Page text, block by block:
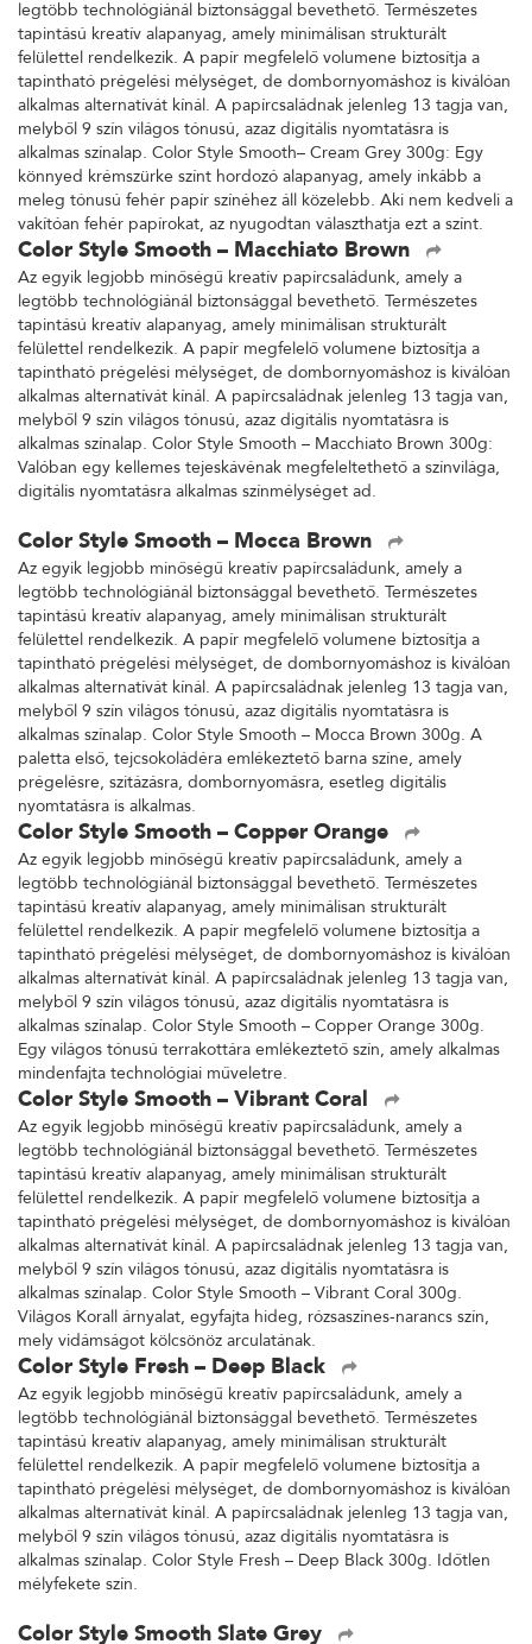
legtöbb technológiánál biztonsággal bevethető. Természetes
tapintású kreatív alapanyag, amely minimálisan strukturált
felülettel rendelkezik. A papír megfelelő volumene biztosítja a
tapintható prégelési mélységet, de dombornyomáshoz is kiválóan
alkalmas alternatívát kínál. A papírcsaládnak jelenleg 13 tagja van,
melyből 9 szín világos tónusú, azaz digitális nyomtatásra is
alkalmas színalap. Color Style Smooth– Cream Grey 300g: Egy
könnyed krémszürke színt hordozó alapanyag, amely inkább a
meleg tónusú fehér papír színéhez áll közelebb. Aki nem kedveli a
vakítóan fehér papírokat, az nyugodtan választhatja ezt a színt.
Color Style Smooth – Macchiato Brown
Az egyik legjobb minőségű kreatív papírcsaládunk, amely a
legtöbb technológiánál biztonsággal bevethető. Természetes
tapintású kreatív alapanyag, amely minimálisan strukturált
felülettel rendelkezik. A papír megfelelő volumene biztosítja a
tapintható prégelési mélységet, de dombornyomáshoz is kiválóan
alkalmas alternatívát kínál. A papírcsaládnak jelenleg 13 tagja van,
melyből 9 szín világos tónusú, azaz digitális nyomtatásra is
alkalmas színalap. Color Style Smooth – Macchiato Brown 300g:
Valóban egy kellemes tejeskávénak megfeleltethető a színvilága,
digitális nyomtatásra alkalmas színmélységet ad.
Color Style Smooth – Mocca Brown
Az egyik legjobb minőségű kreatív papírcsaládunk, amely a
legtöbb technológiánál biztonsággal bevethető. Természetes
tapintású kreatív alapanyag, amely minimálisan strukturált
felülettel rendelkezik. A papír megfelelő volumene biztosítja a
tapintható prégelési mélységet, de dombornyomáshoz is kiválóan
alkalmas alternatívát kínál. A papírcsaládnak jelenleg 13 tagja van,
melyből 9 szín világos tónusú, azaz digitális nyomtatásra is
alkalmas színalap. Color Style Smooth – Mocca Brown 300g. A
paletta első, tejcsokoládéra emlékeztető barna színe, amely
prégelésre, szitázásra, dombornyomásra, esetleg digitális
nyomtatásra is alkalmas.
Color Style Smooth – Copper Orange
Az egyik legjobb minőségű kreatív papírcsaládunk, amely a
legtöbb technológiánál biztonsággal bevethető. Természetes
tapintású kreatív alapanyag, amely minimálisan strukturált
felülettel rendelkezik. A papír megfelelő volumene biztosítja a
tapintható prégelési mélységet, de dombornyomáshoz is kiválóan
alkalmas alternatívát kínál. A papírcsaládnak jelenleg 13 tagja van,
melyből 9 szín világos tónusú, azaz digitális nyomtatásra is
alkalmas színalap. Color Style Smooth – Copper Orange 300g.
Egy világos tónusú terrakottára emlékeztető szín, amely alkalmas
mindenfajta technológiai műveletre.
Color Style Smooth – Vibrant Coral
Az egyik legjobb minőségű kreatív papírcsaládunk, amely a
legtöbb technológiánál biztonsággal bevethető. Természetes
tapintású kreatív alapanyag, amely minimálisan strukturált
felülettel rendelkezik. A papír megfelelő volumene biztosítja a
tapintható prégelési mélységet, de dombornyomáshoz is kiválóan
alkalmas alternatívát kínál. A papírcsaládnak jelenleg 13 tagja van,
melyből 9 szín világos tónusú, azaz digitális nyomtatásra is
alkalmas színalap. Color Style Smooth – Vibrant Coral 300g.
Világos Korall árnyalat, egyfajta hideg, rózsaszínes-narancs szín,
mely vidámságot kölcsönöz arculatának.
Color Style Fresh – Deep Black
Az egyik legjobb minőségű kreatív papírcsaládunk, amely a
legtöbb technológiánál biztonsággal bevethető. Természetes
tapintású kreatív alapanyag, amely minimálisan strukturált
felülettel rendelkezik. A papír megfelelő volumene biztosítja a
tapintható prégelési mélységet, de dombornyomáshoz is kiválóan
alkalmas alternatívát kínál. A papírcsaládnak jelenleg 13 tagja van,
melyből 9 szín világos tónusú, azaz digitális nyomtatásra is
alkalmas színalap. Color Style Fresh – Deep Black 300g. Időtlen
mélyfekete szín.
Color Style Smooth Slate Grey